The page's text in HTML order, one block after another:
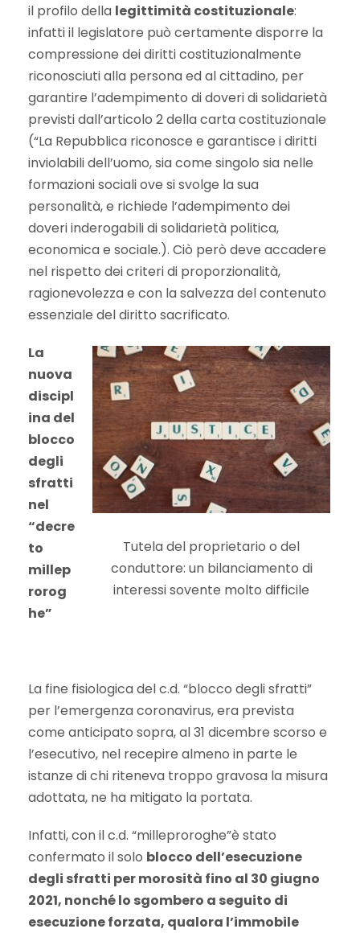
il profilo della legittimità costituzionale:
infatti il legislatore può certamente disporre la
compressione dei diritti costituzionalmente
riconosciuti alla persona ed al cittadino, per
garantire l’adempimento di doveri di solidarietà
previsti dall’articolo 2 della carta costituzionale
(“La Repubblica riconosce e garantisce i diritti
inviolabili dell’uomo, sia come singolo sia nelle
formazioni sociali ove si svolge la sua
personalità, e richiede l’adempimento dei
doveri inderogabili di solidarietà politica,
economica e sociale.). Ciò però deve accadere
nel rispetto dei criteri di proporzionalità,
ragionevolezza e con la salvezza del contenuto
essenziale del diritto sacrificato.
Tutela del proprietario o del
conduttore: un bilanciamento di
interessi sovente molto difficile
La
nuova
discipl
ina del
blocco
degli
sfratti
nel
“decre
to
millep
rorog
he”
La fine fisiologica del c.d. “blocco degli sfratti”
per l’emergenza coronavirus, era prevista
come anticipato sopra, al 31 dicembre scorso e
l’esecutivo, nel recepire almeno in parte le
istanze di chi riteneva troppo gravosa la misura
adottata, ne ha mitigato la portata.
Infatti, con il c.d. “milleproroghe”è stato
confermato il solo blocco dell’esecuzione
degli sfratti per morosità fino al 30 giugno
2021, nonché lo sgombero a seguito di
esecuzione forzata, qualora l’immobile